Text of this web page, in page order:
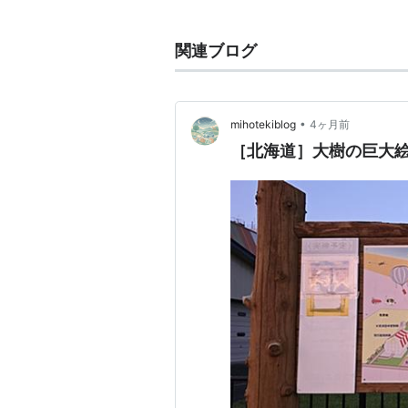
関連ブログ
mihotekiblog • 4ヶ月前
［北海道］大樹の巨大